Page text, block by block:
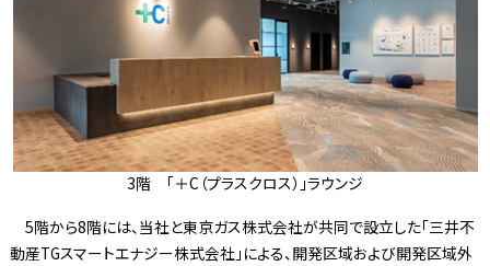
3階 「＋C（プラスクロス）」ラウンジ
5階から8階には、当社と東京ガス株式会社が共同で設立した「三井不
動産TGスマートエナジー株式会社」による、開発区域および開発区域外